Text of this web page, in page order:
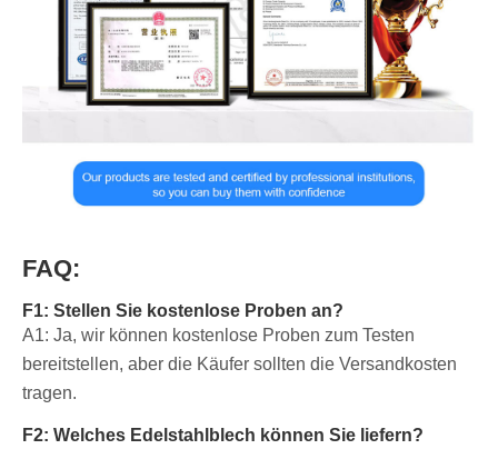
FAQ:
F1: Stellen Sie kostenlose Proben an?
A1: Ja, wir können kostenlose Proben zum Testen
bereitstellen, aber die Käufer sollten die Versandkosten
tragen.
F2: Welches Edelstahlblech können Sie liefern?